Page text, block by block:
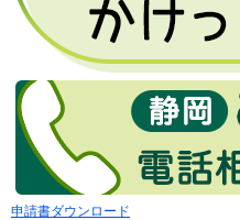
申請書ダウンロード